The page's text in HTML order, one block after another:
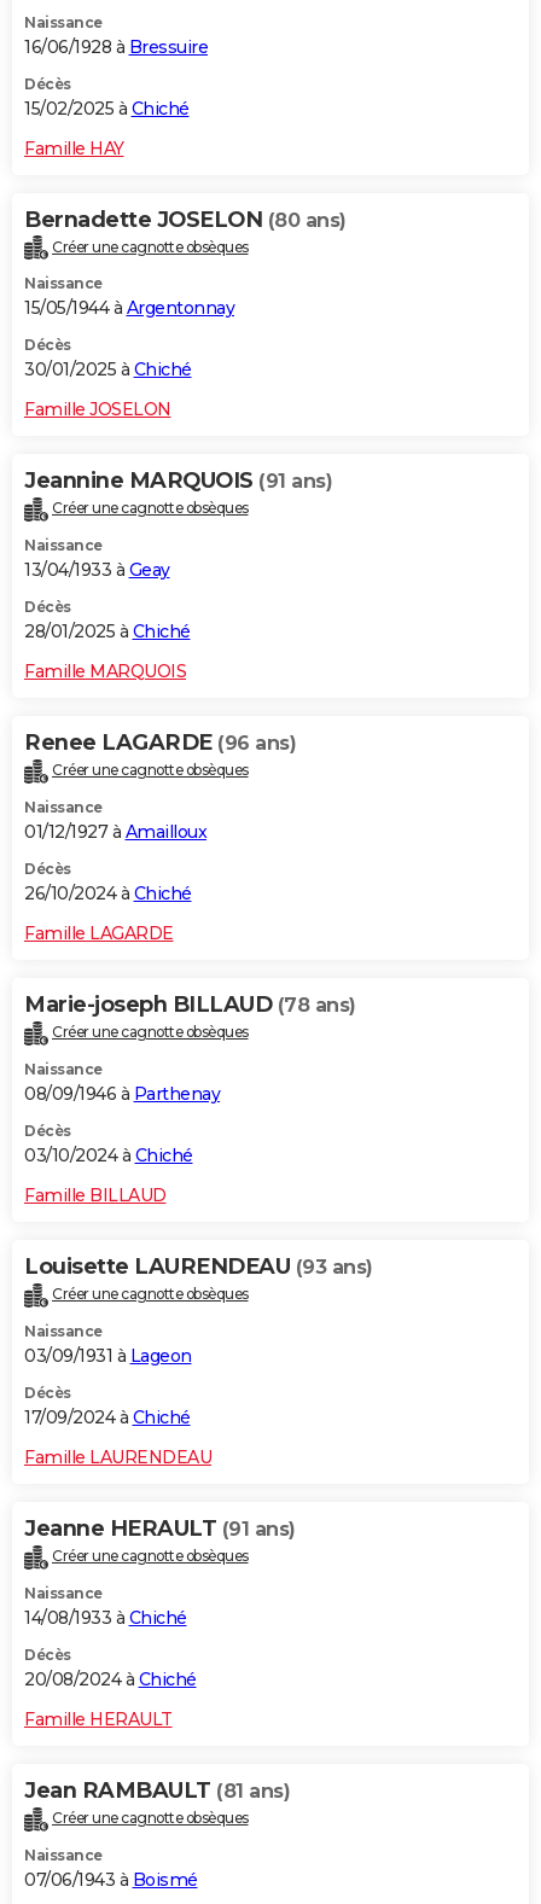
Naissance
16/06/1928 à Bressuire
Décès
15/02/2025 à Chiché
Famille HAY
Bernadette JOSELON (80 ans)
Créer une cagnotte obsèques
Naissance
15/05/1944 à Argentonnay
Décès
30/01/2025 à Chiché
Famille JOSELON
Jeannine MARQUOIS (91 ans)
Créer une cagnotte obsèques
Naissance
13/04/1933 à Geay
Décès
28/01/2025 à Chiché
Famille MARQUOIS
Renee LAGARDE (96 ans)
Créer une cagnotte obsèques
Naissance
01/12/1927 à Amailloux
Décès
26/10/2024 à Chiché
Famille LAGARDE
Marie-joseph BILLAUD (78 ans)
Créer une cagnotte obsèques
Naissance
08/09/1946 à Parthenay
Décès
03/10/2024 à Chiché
Famille BILLAUD
Louisette LAURENDEAU (93 ans)
Créer une cagnotte obsèques
Naissance
03/09/1931 à Lageon
Décès
17/09/2024 à Chiché
Famille LAURENDEAU
Jeanne HERAULT (91 ans)
Créer une cagnotte obsèques
Naissance
14/08/1933 à Chiché
Décès
20/08/2024 à Chiché
Famille HERAULT
Jean RAMBAULT (81 ans)
Créer une cagnotte obsèques
Naissance
07/06/1943 à Boismé